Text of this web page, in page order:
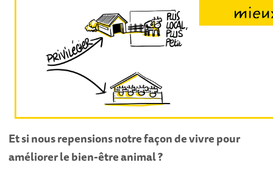
Et si nous repensions notre façon de vivre pour
améliorer le bien-être animal ?